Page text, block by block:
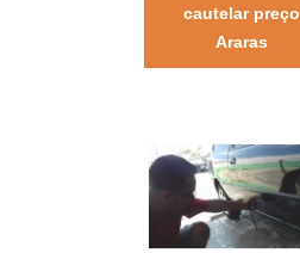
cautelar preço
Araras